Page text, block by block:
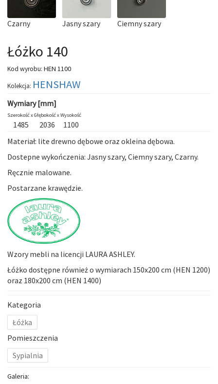
Czarny Jasny szary Ciemny szary
Łóżko 140
Kod wyrobu: HEN 1100
Kolekcja: HENSHAW
Wymiary [mm]
Szerokość xGłębokość xWysokość
1485 2036
1100
Materiał: lite drewno dębowe oraz okleina dębowa.
Dostepne wykończenia: Jasny szary, Ciemny szary, Czarny.
Ręcznie malowane.
Postarzane krawędzie.
Wzory mebli na licencji LAURA ASHLEY.
Łóżko dostępne również o wymiarach 150x200 cm (HEN 1200)
oraz 180x200 cm (HEN 1400)
Kategoria
Łóżka
Pomieszczenia
Sypialnia
Galeria: